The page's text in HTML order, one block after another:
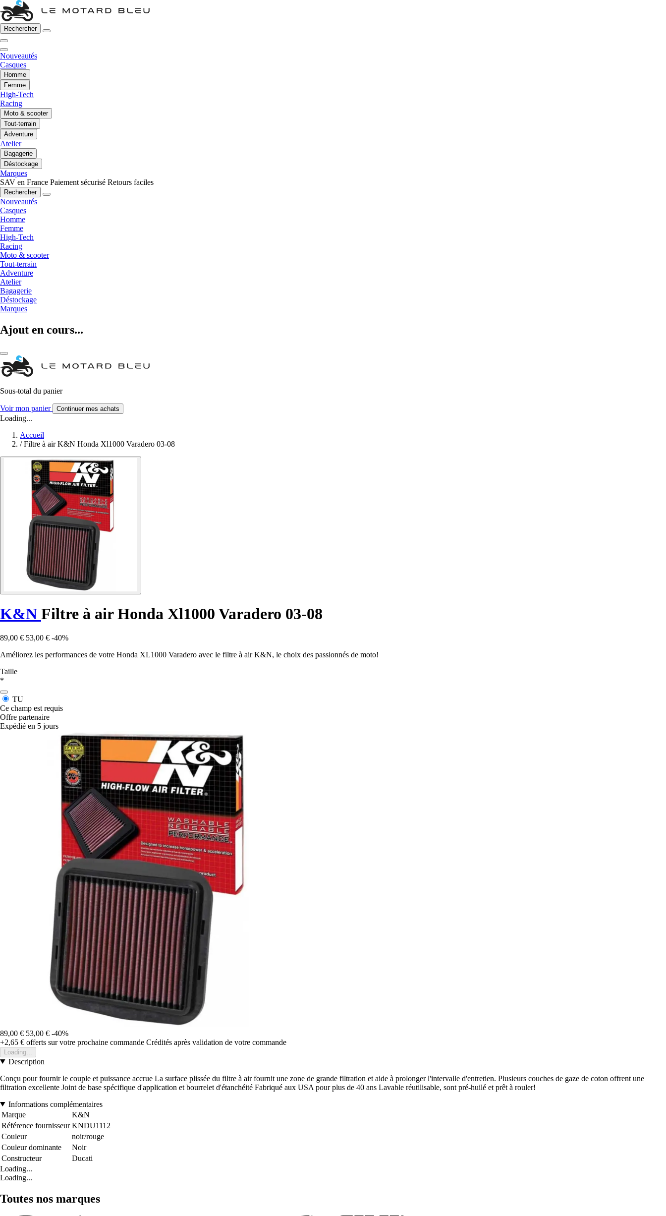
Rechercher
Nouveautés
Casques
Homme
Femme
High-Tech
Racing
Moto & scooter
Tout-terrain
Adventure
Atelier
Bagagerie
Déstockage
Marques
SAV en France Paiement sécurisé Retours faciles
Rechercher
Nouveautés
Casques
Homme
Femme
High-Tech
Racing
Moto & scooter
Tout-terrain
Adventure
Atelier
Bagagerie
Déstockage
Marques
Ajout en cours...
Sous-total du panier
Voir mon panier Continuer mes achats
Loading...
Accueil
/ Filtre à air K&N Honda Xl1000 Varadero 03-08
K&N Filtre à air Honda Xl1000 Varadero 03-08
89,00 € 53,00 € -40%
Améliorez les performances de votre Honda XL1000 Varadero avec le filtre à air K&N, le choix des passionnés de moto!
Taille
*
TU
Ce champ est requis
Offre partenaire
Expédié en 5 jours
89,00 € 53,00 € -40%
+2,65 € offerts sur votre prochaine commande Crédités après validation de votre commande
Loading...
Description
Conçu pour fournir le couple et puissance accrue La surface plissée du filtre à air fournit une zone de grande filtration et aide à prolonger l'intervalle d'entretien. Plusieurs couches de gaze de coton offrent une
filtration excellente Joint de base spécifique d'application et bourrelet d'étanchéité Fabriqué aux USA pour plus de 40 ans Lavable réutilisable, sont pré-huilé et prêt à rouler!
Informations complémentaires
Marque
K&N
Référence fournisseur KNDU1112
Couleur
noir/rouge
Couleur dominante
Noir
Constructeur
Ducati
Loading...
Loading...
Toutes nos marques